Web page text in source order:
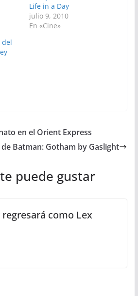
Life in a Day
julio 9, 2010
En «Cine»
del
en el Orient Express
de Batman: Gotham by Gaslight
puede gustar
regresará como Lex